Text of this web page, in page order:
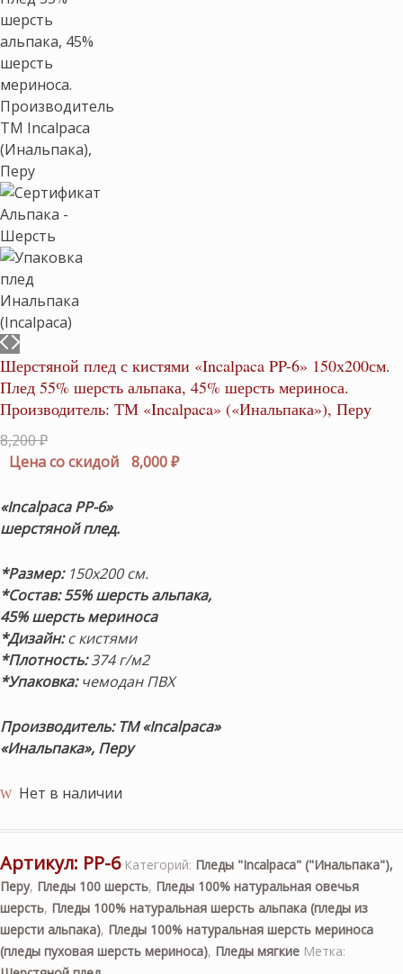
Шерстяной плед с кистями «Incalpaca PP-6» 150х200см.
Плед 55% шерсть альпака, 45% шерсть мериноса.
Производитель: ТМ «Incalpaca» («Инальпака»), Перу
8,200₽Первоначальная
цена
8,200 ₽.
Цена со скидой 8,000₽Текущая
«Incalpaca PP-6»
шерстяной плед.
*Размер:150х200 см.
*Состав: 55% шерсть альпака,
45% шерсть мериноса
*Дизайн:с кистями
*Плотность:374 г/м2
*Упаковка:чемодан ПВХ
Производитель: ТМ «Incalpaca»
«Инальпака», Перу
Нет в наличии
Артикул: PP-6 Категорий: Пледы "Incalpaca" ("Инальпака"),
Перу, Пледы 100 шерсть, Пледы 100% натуральная овечья
шерсть, Пледы 100% натуральная шерсть альпака (пледы из
шерсти альпака), Пледы 100% натуральная шерсть мериноса
(пледы пуховая шерсть мериноса), Пледы мягкие Метка: